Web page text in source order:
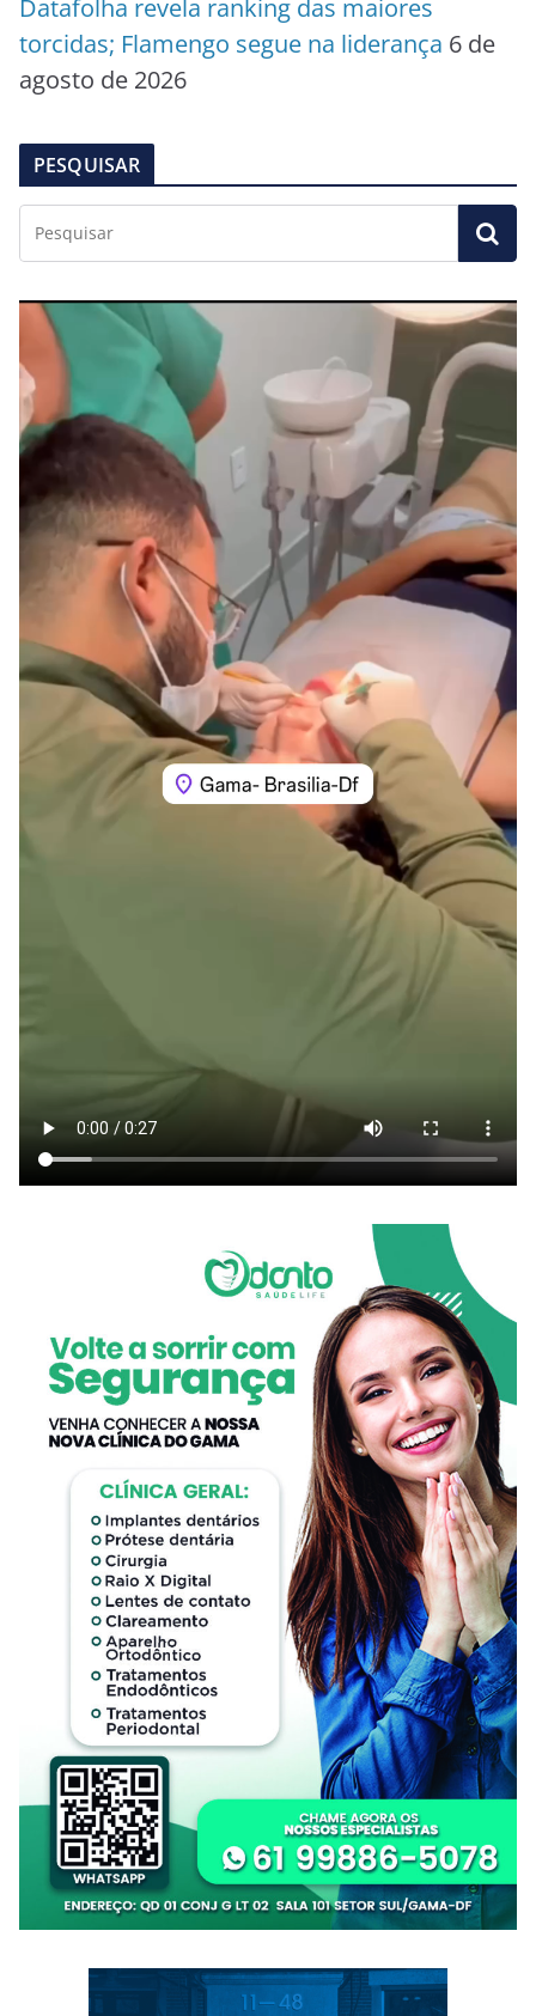
Datafolha revela ranking das maiores
torcidas; Flamengo segue na liderança 6 de
agosto de 2026
PESQUISAR